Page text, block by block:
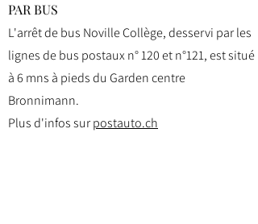
PAR BUS
L'arrêt de bus Noville Collège, desservi par les
lignes de bus postaux n° 120 et n°121, est situé
à 6 mns à pieds du Garden centre
Bronnimann.
Plus d'infos surpostauto.ch